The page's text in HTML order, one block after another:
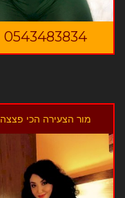
0543483834
מור הצעירה הכי פצצה